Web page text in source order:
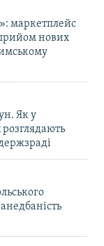
маркетплейс
нових
Як у